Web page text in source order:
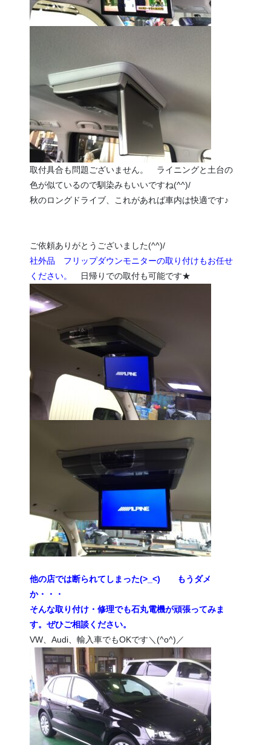
取付具合も問題ございません。 ライニングと土台の
色が似ているので馴染みもいいですね(^^)/
秋のロングドライブ、これがあれば車内は快適です♪
ご依頼ありがとうございました(^^)/
社外品 フリップダウンモニターの取り付けもお任せ
ください。
日帰りでの取付も可能です★
他の店では断られてしまった(>_<) もうダメ
か・・・
そんな取り付け・修理でも石丸電機が頑張ってみま
す。ぜひご相談ください。
VW、Audi、輸入車でもOKです＼(^o^)／